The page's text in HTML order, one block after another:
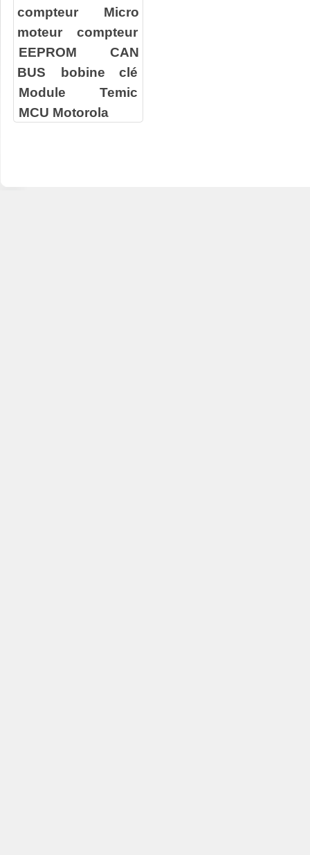
compteur
Micro
moteur compteur
EEPROM
CAN
BUS
bobine clé
Module Temic
MCU Motorola